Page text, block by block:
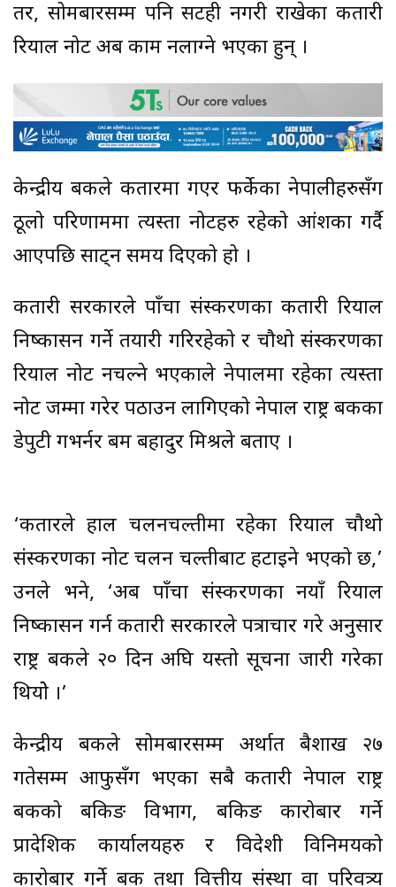
तर, सोमबारसम्म पनि सटही नगरी राखेका कतारी
रियाल नोट अब काम नलाग्ने भएका हुन् ।
केन्द्रीय बैंकले कतारमा गएर फर्केका नेपालीहरुसँग
ठूलो परिणाममा त्यस्ता नोटहरु रहेको आंशका गर्दै
आएपछि साट्न समय दिएको हो ।
कतारी सरकारले पाँचौं संस्करणका कतारी रियाल
निष्कासन गर्ने तयारी गरिरहेको र चौथो संस्करणका
रियाल नोट नचल्ने भएकाले नेपालमा रहेका त्यस्ता
नोट जम्मा गरेर पठाउन लागिएको नेपाल राष्ट्र बैंकका
डेपुटी गभर्नर बम बहादुर मिश्रले बताए ।
‘कतारले हाल चलनचल्तीमा रहेका रियाल चौथो
संस्करणका नोट चलन चल्तीबाट हटाइने भएको छ,’
उनले भने, ‘अब पाँचौं संस्करणका नयाँ रियाल
निष्कासन गर्न कतारी सरकारले पत्राचार गरे अनुसार
राष्ट्र बैंकले २० दिन अघि यस्तो सूचना जारी गरेका
थियोे ।’
केन्द्रीय बैंकले सोमबारसम्म अर्थात बैशाख २७
गतेसम्म आफुसँग भएका सबै कतारी नेपाल राष्ट्र
बैंकको बैंकिङ विभाग, बैंकिङ कारोबार गर्ने
प्रादेशिक कार्यालयहरु र विदेशी विनिमयको
कारोबार गर्ने बैंक तथा वित्तीय संस्था वा परिवत्र्य